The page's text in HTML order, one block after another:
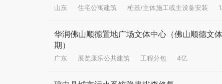
山东 住宅公寓建筑 桩基/主体施工或主设备安装
华润佛山顺德置地广场文体中心（佛山顺德文
期）
广东 展览康乐公共建筑 工程分包 4亿